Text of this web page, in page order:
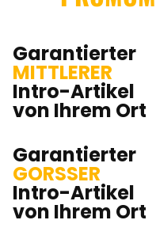
Garantierter
MITTLERER
Intro-Artikel
von Ihrem Ort
Garantierter
GORSSER
Intro-Artikel
von Ihrem Ort